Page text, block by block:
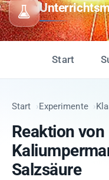
Start
Start Experimente
Reaktion von
Salzsäure